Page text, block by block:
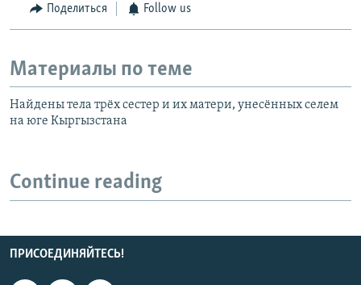
Поделиться Follow us
Материалы по теме
Найдены тела трёх сестер и их матери, унесённых селем
на юге Кыргызстана
Continue reading
ПРИСОЕДИНЯЙТЕСЬ!